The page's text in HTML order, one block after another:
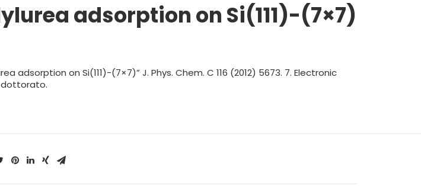
adsorption on Si(111)-(7×7)
adsorption on Si(111)-(7×7)” J. Phys. Chem. C 116 (2012) 5673. 7. Electronic
dottorato.